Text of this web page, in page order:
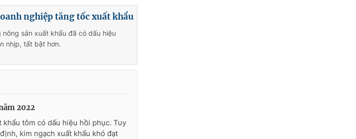
nghiệp tăng tốc xuất khẩu
sản xuất khẩu đã có dấu hiệu
nhịp, tất bật hơn.
2022
khẩu tôm có dấu hiệu hồi phục. Tuy
kim ngạch xuất khẩu khó đạt